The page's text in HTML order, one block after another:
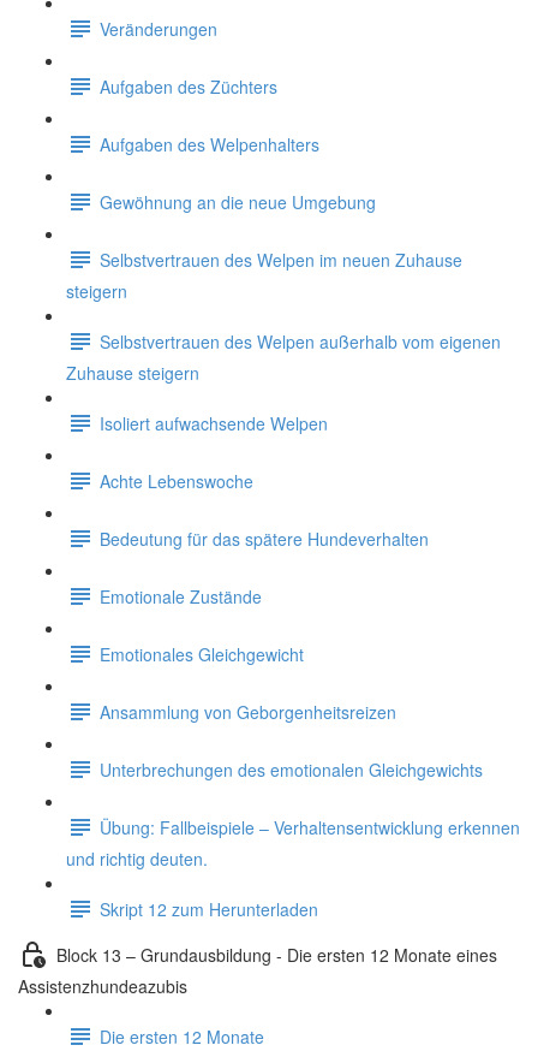
Veränderungen
Aufgaben des Züchters
Aufgaben des Welpenhalters
Gewöhnung an die neue Umgebung
Selbstvertrauen des Welpen im neuen Zuhause
steigern
Selbstvertrauen des Welpen außerhalb vom eigenen
Zuhause steigern
Isoliert aufwachsende Welpen
Achte Lebenswoche
Bedeutung für das spätere Hundeverhalten
Emotionale Zustände
Emotionales Gleichgewicht
Ansammlung von Geborgenheitsreizen
Unterbrechungen des emotionalen Gleichgewichts
Übung: Fallbeispiele – Verhaltensentwicklung erkennen
und richtig deuten.
Skript 12 zum Herunterladen
Block 13 – Grundausbildung - Die ersten 12 Monate eines
Assistenzhundeazubis
Die ersten 12 Monate